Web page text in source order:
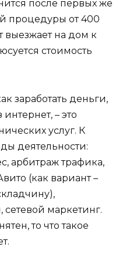
после первых же
процедуры от 400
выезжает на дом к
стоимость
заработать деньги,
– это
услуг. К
деятельности:
арбитраж трафика,
(как вариант –
маркетинг.
то что такое